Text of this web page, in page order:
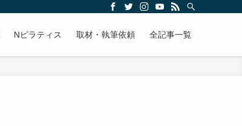
Nピラティス 取材・執筆依頼 全記事一覧